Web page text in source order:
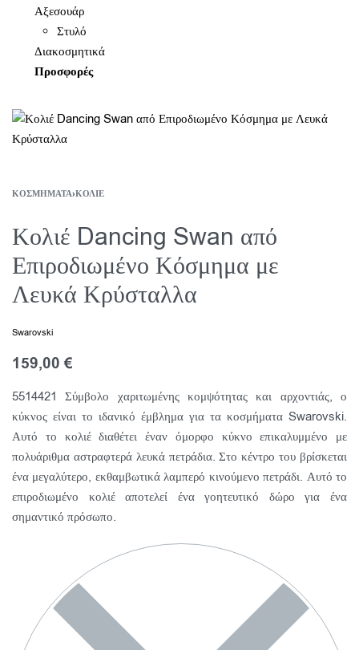
Αξεσουάρ
Στυλό
Διακοσμητικά
Προσφορές
ΚΟΣΜΉΜΑΤΑ›ΚΟΛΙΈ
Κολιέ Dancing Swan από
Επιροδιωμένο Κόσμημα με
Λευκά Κρύσταλλα
Swarovski
159,00€
5514421 Σύμβολο χαριτωμένης κομψότητας και αρχοντιάς, ο
κύκνος είναι το ιδανικό έμβλημα για τα κοσμήματα Swarovski.
Αυτό το κολιέ διαθέτει έναν όμορφο κύκνο επικαλυμμένο με
πολυάριθμα αστραφτερά λευκά πετράδια. Στο κέντρο του βρίσκεται
ένα μεγαλύτερο, εκθαμβωτικά λαμπερό κινούμενο πετράδι. Αυτό το
επιροδιωμένο κολιέ αποτελεί ένα γοητευτικό δώρο για ένα
σημαντικό πρόσωπο.